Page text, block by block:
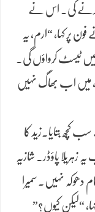
کی۔ اس نے
پر کہا، “ارم، یہ
میں ٹیسٹ کرواؤں گی۔
میں اب بھاگ نہیں
بتایا.زید کا
زہریلا پاؤڈر۔ شازیہ
دھوکہ نہیں۔ سمیرا
“لیکن کیوں؟”